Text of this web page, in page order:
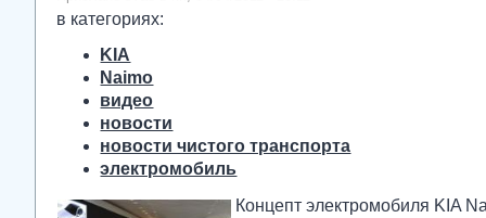
в категориях:
KIA
Naimo
видео
новости
новости чистого транспорта
электромобиль
Концепт электромобиля KIA